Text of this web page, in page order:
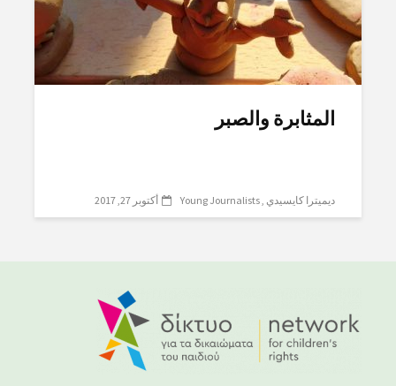
المثابرة والصبر
ديميترا كايسيدي Young Journalists أكتوبر 27, 2017